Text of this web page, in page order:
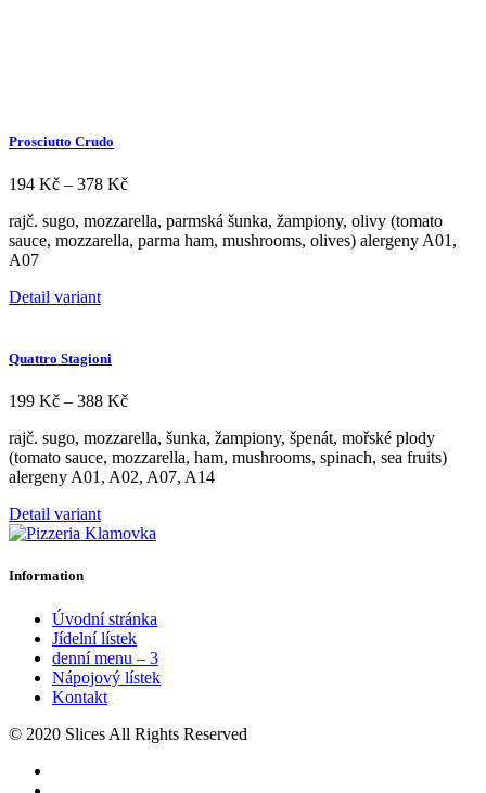
Prosciutto Crudo
194 Kč – 378 KčRozpětí
194 Kč
až
rajč. sugo, mozzarella, parmská šunka, žampiony, olivy (tomato
sauce, mozzarella, parma ham, mushrooms, olives) alergeny A01,
A07
Tento
více
Možnosti
lze
vybrat
na
stránce
produktu
Detail variant
Quattro Stagioni
199 Kč – 388 KčRozpětí
199 Kč
až
388 Kč
rajč. sugo, mozzarella, šunka, žampiony, špenát, mořské plody
(tomato sauce, mozzarella, ham, mushrooms, spinach, sea fruits)
alergeny A01, A02, A07, A14
Tento
produkt
více
Možnosti
stránce
produktu
Detail variant
Information
Úvodní stránka
Jídelní lístek
denní menu – 3
Nápojový lístek
Kontakt
© 2020 Slices All Rights Reserved